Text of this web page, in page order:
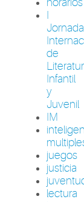
I
de
Infantil
y
Juvenil
IM
juegos
justicia
lectura